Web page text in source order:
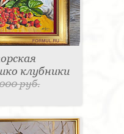
клубники
руб.